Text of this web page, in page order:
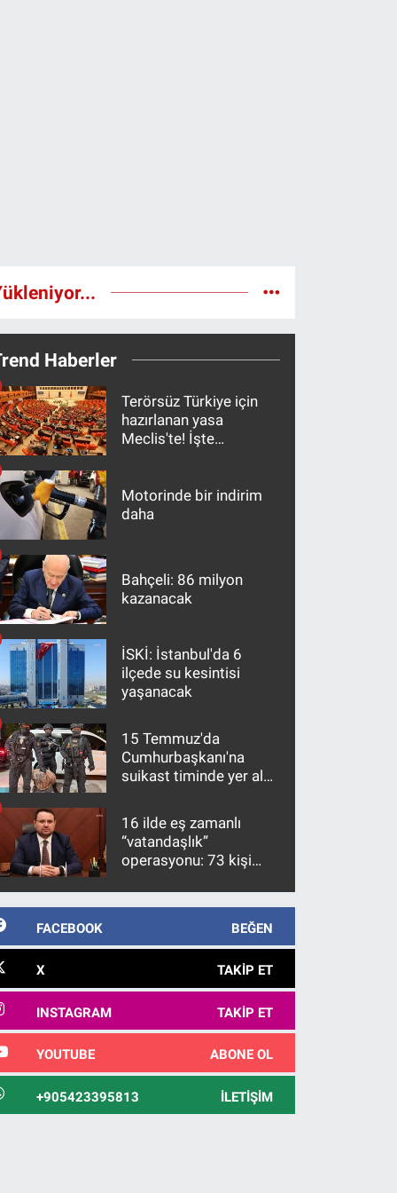
Haberler
Terörsüz Türkiye için
hazırlanan yasa
Meclis'te! İşte
Motorinde bir indirim
daha
Bahçeli: 86 milyon
kazanacak
İSKİ: İstanbul'da 6
ilçede su kesintisi
yaşanacak
15 Temmuz'da
Cumhurbaşkanı'na
suikast timinde yer alan
10 yıl sonra yakalandı
16 ilde eş zamanlı
“vatandaşlık”
operasyonu: 73 kişi
FACEBOOK BEĞEN
X TAKIP ET
INSTAGRAM TAKIP ET
YOUTUBE ABONE OL
+905423395813 İLETIŞIM